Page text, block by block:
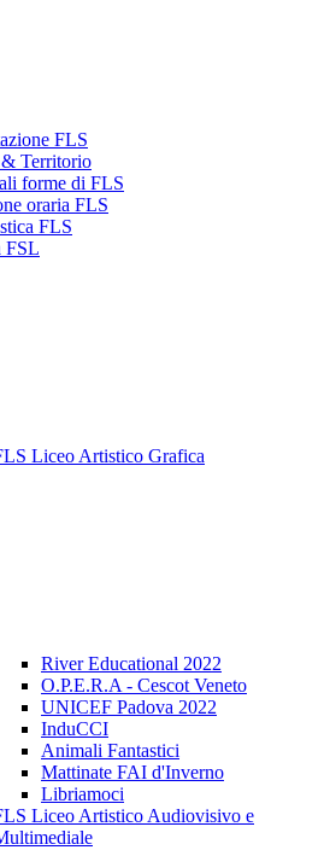
FLS
& Territorio
forme di FLS
oraria FLS
FLS
FSL
Liceo Artistico Grafica
River Educational 2022
O.P.E.R.A - Cescot Veneto
UNICEF Padova 2022
InduCCI
Animali Fantastici
Mattinate FAI d'Inverno
Libriamoci
Liceo Artistico Audiovisivo e